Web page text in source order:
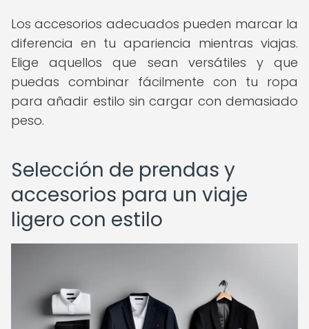
Los accesorios adecuados pueden marcar la
diferencia en tu apariencia mientras viajas.
Elige aquellos que sean versátiles y que
puedas combinar fácilmente con tu ropa
para añadir estilo sin cargar con demasiado
peso.
Selección de prendas y
accesorios para un viaje
ligero con estilo